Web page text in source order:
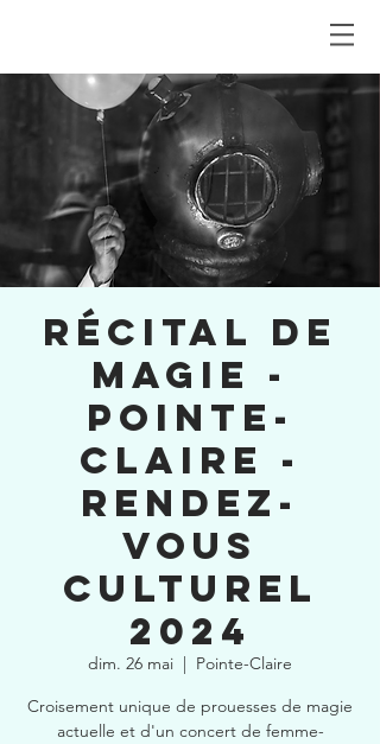
Récital de
magie -
Pointe-
Claire -
Rendez-
vous
culturel
2024
dim. 26 mai
  |
Pointe-Claire
Croisement unique de prouesses de magie
actuelle et d'un concert de femme-